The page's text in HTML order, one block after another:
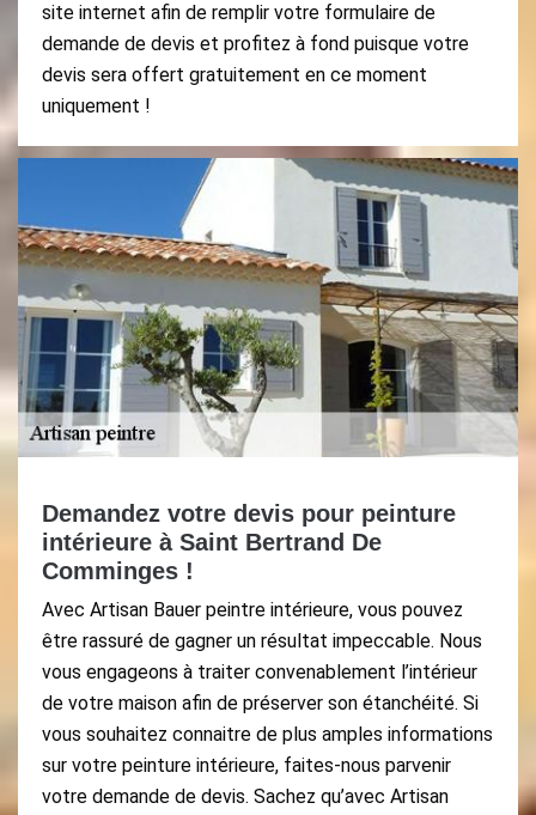
site internet afin de remplir votre formulaire de
demande de devis et profitez à fond puisque votre
devis sera offert gratuitement en ce moment
uniquement !
Demandez votre devis pour peinture
intérieure à Saint Bertrand De
Comminges !
Avec Artisan Bauer peintre intérieure, vous pouvez
être rassuré de gagner un résultat impeccable. Nous
vous engageons à traiter convenablement l’intérieur
de votre maison afin de préserver son étanchéité. Si
vous souhaitez connaitre de plus amples informations
sur votre peinture intérieure, faites-nous parvenir
votre demande de devis. Sachez qu’avec Artisan